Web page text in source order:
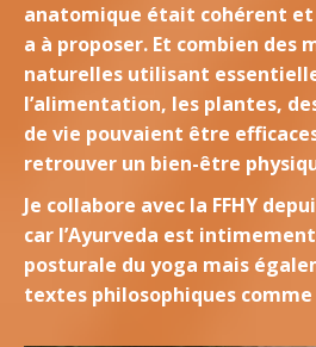
anatomique était cohérent et
a à proposer. Et combien des
naturelles utilisant
l’alimentation, les plantes,
de vie pouvaient être
retrouver un bien-être
Je collabore avec la FFHY
car l’Ayurveda est
posturale du yoga mais
textes philosophiques